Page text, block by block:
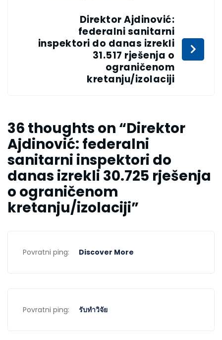
Direktor Ajdinović:
federalni sanitarni
inspektori do danas izrekli
31.517 rješenja o
ograničenom
kretanju/izolaciji
36 thoughts on “Direktor
Ajdinović: federalni
sanitarni inspektori do
danas izrekli 30.725 rješenja
o ograničenom
kretanju/izolaciji”
Povratni ping: Discover More
Povratni ping: รับทำวิจัย